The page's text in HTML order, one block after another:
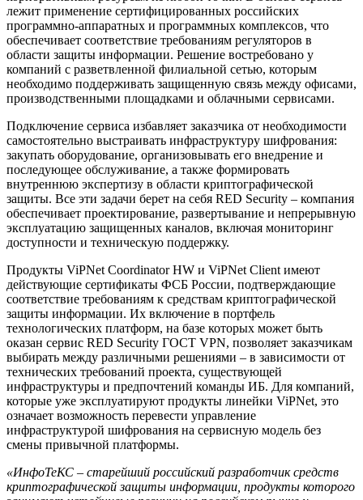
лежит применение сертифицированных российских
программно-аппаратных и программных комплексов, что
обеспечивает соответствие требованиям регуляторов в
области защиты информации. Решение востребовано у
компаний с разветвленной филиальной сетью, которым
необходимо поддерживать защищенную связь между офисами,
производственными площадками и облачными сервисами.
Подключение сервиса избавляет заказчика от необходимости
самостоятельно выстраивать инфраструктуру шифрования:
закупать оборудование, организовывать его внедрение и
последующее обслуживание, а также формировать
внутреннюю экспертизу в области криптографической
защиты. Все эти задачи берет на себя RED Security – компания
обеспечивает проектирование, развертывание и непрерывную
эксплуатацию защищенных каналов, включая мониторинг
доступности и техническую поддержку.
Продукты ViPNet Coordinator HW и ViPNet Client имеют
действующие сертификаты ФСБ России, подтверждающие
соответствие требованиям к средствам криптографической
защиты информации. Их включение в портфель
технологических платформ, на базе которых может быть
оказан сервис RED Security ГОСТ VPN, позволяет заказчикам
выбирать между различными решениями – в зависимости от
технических требований проекта, существующей
инфраструктуры и предпочтений команды ИБ. Для компаний,
которые уже эксплуатируют продукты линейки ViPNet, это
означает возможность перевести управление
инфраструктурой шифрования на сервисную модель без
смены привычной платформы.
«ИнфоТеКС – старейший российский разработчик средств
криптографической защиты информации, продукты которого